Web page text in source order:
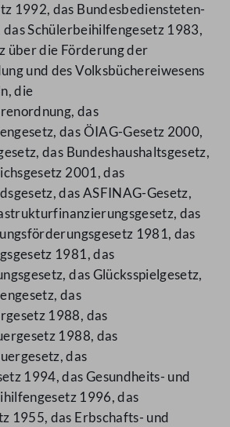
1992, das Bundesbediensteten-
das Schülerbeihilfengesetz 1983,
über die Förderung der
und des Volksbüchereiwesens
die
das
das ÖIAG-Gesetz 2000,
das Bundeshaushaltsgesetz,
2001, das
das ASFINAG-Gesetz,
das
1981, das
1981, das
das Glücksspielgesetz,
das
1988, das
1988, das
das
1994, das Gesundheits- und
1996, das
1955, das Erbschafts- und